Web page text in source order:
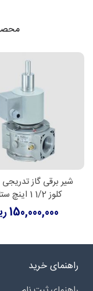
شیر برقی گاز تدریجی
کلوز 1/2 1 اینچ ستاک
150,000,000 ریال
راهنمای خرید